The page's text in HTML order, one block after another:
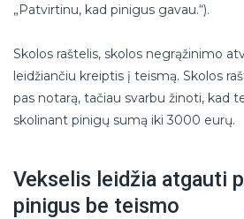
„Patvirtinu, kad pinigus gavau.“).
Skolos raštelis, skolos negrąžinimo
leidžiančiu kreiptis į teismą. Skolos
pas notarą, tačiau svarbu žinoti, kad
skolinant pinigų sumą iki 3000 eurų.
Vekselis leidžia atgauti
pinigus be teismo